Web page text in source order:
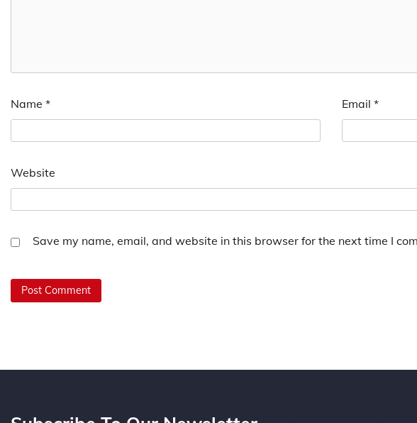
Name * Email *
Website
Save my name, email, and website in this browser for the next time I